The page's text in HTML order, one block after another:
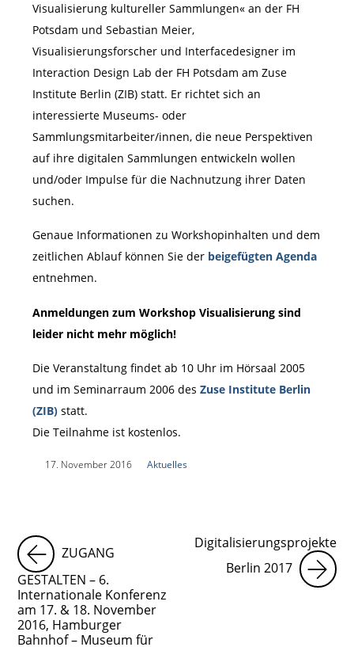
Visualisierung kultureller Sammlungen« an der FH
Potsdam und Sebastian Meier,
Visualisierungsforscher und Interfacedesigner im
Interaction Design Lab der FH Potsdam am Zuse
Institute Berlin (ZIB) statt. Er richtet sich an
interessierte Museums- oder
Sammlungsmitarbeiter/innen, die neue Perspektiven
auf ihre digitalen Sammlungen entwickeln wollen
und/oder Impulse für die Nachnutzung ihrer Daten
suchen.
Genaue Informationen zu Workshopinhalten und dem
zeitlichen Ablauf können Sie der beigefügten Agenda
entnehmen.
Anmeldungen zum Workshop Visualisierung sind
leider nicht mehr möglich!
Die Veranstaltung findet ab 10 Uhr im Hörsaal 2005
und im Seminarraum 2006 des Zuse Institute Berlin
(ZIB)statt.
Die Teilnahme ist kostenlos.
17. November 2016 Aktuelles
ZUGANG
GESTALTEN – 6.
Internationale Konferenz
am 17. & 18. November
2016, Hamburger
Bahnhof – Museum für
Digitalisierungsprojekte
Berlin 2017